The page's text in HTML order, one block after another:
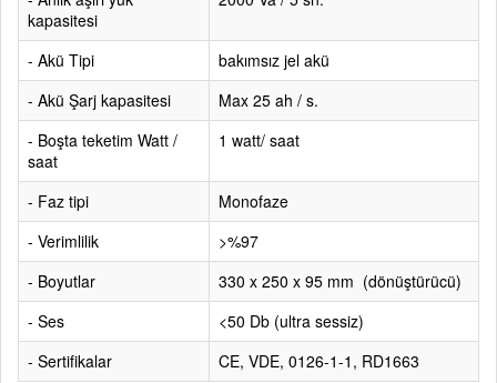
kapasitesi
- Akü Tipi
bakımsız jel akü
- Akü Şarj kapasitesi
Max 25 ah / s.
- Boşta teketim Watt /
saat
1 watt/ saat
- Faz tipi
Monofaze
- Verimlilik
>%97
- Boyutlar
330 x 250 x 95 mm (dönüştürücü)
- Ses
<50 Db (ultra sessiz)
- Sertifikalar
CE, VDE, 0126-1-1, RD1663